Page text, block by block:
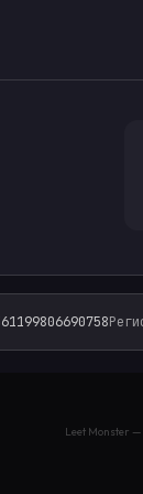
analyzer,
Leet Monster